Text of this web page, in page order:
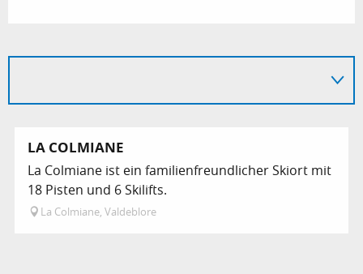
LA COLMIANE
La Colmiane ist ein familienfreundlicher Skiort mit
18 Pisten und 6 Skilifts.
La Colmiane, Valdeblore